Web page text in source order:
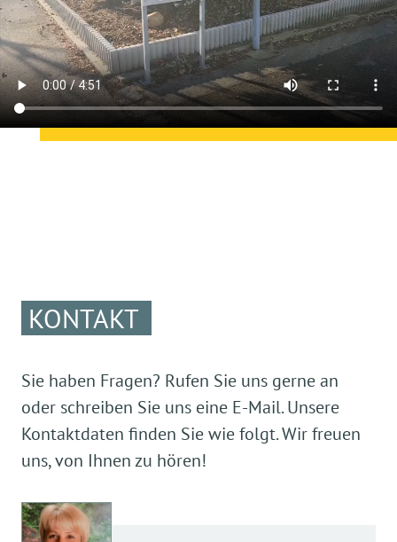
KONTAKT
Sie haben Fragen? Rufen Sie uns gerne an
oder schreiben Sie uns eine E-Mail. Unsere
Kontaktdaten finden Sie wie folgt. Wir freuen
uns, von Ihnen zu hören!